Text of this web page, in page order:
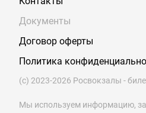
Документы
Договор оферты
Политика
(с) 2023-2026 Росвокзалы -
Мы используем информацию,